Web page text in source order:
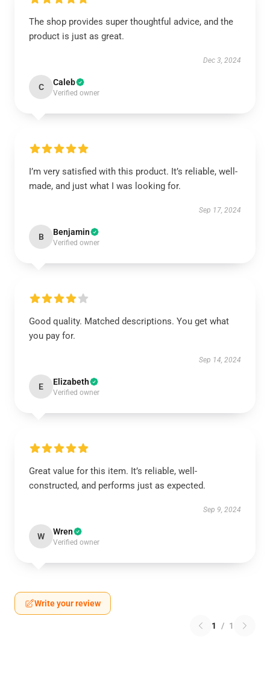
The shop provides super thoughtful advice, and the
product is just as great.
Dec 3, 2024
C Caleb
Verified owner
I’m very satisfied with this product. It’s reliable, well-
made, and just what I was looking for.
Sep 17, 2024
B Benjamin
Verified owner
Good quality. Matched descriptions. You get what
you pay for.
Sep 14, 2024
E Elizabeth
Verified owner
Great value for this item. It’s reliable, well-
constructed, and performs just as expected.
Sep 9, 2024
W Wren
Verified owner
Write your review
1 / 1